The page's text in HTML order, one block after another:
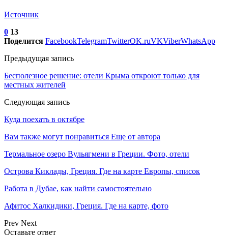
Источник
0 13
Поделится FacebookTelegramTwitterOK.ruVKViberWhatsApp
Предыдущая запись
Бесполезное решение: отели Крыма откроют только для
местных жителей
Следующая запись
Куда поехать в октябре
Вам также могут понравиться Еще от автора
Термальное озеро Вульягмени в Греции. Фото, отели
Острова Киклады, Греция. Где на карте Европы, список
Работа в Дубае, как найти самостоятельно
Афитос Халкидики, Греция. Где на карте, фото
Prev Next
Оставьте ответ